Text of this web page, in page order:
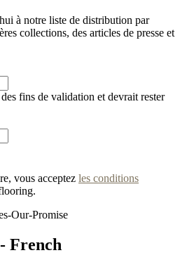
à notre liste de distribution par
collections, des articles de presse et
fins de validation et devrait rester
vous acceptez les conditions
French